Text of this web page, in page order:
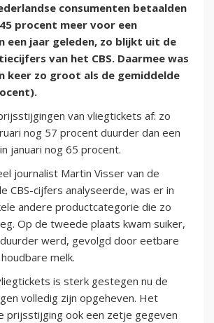
consumenten betaalden
procent meer voor een
een jaar geleden, zo blijkt uit de
van het CBS. Daarmee was
keer zo groot als de gemiddelde
van vliegtickets af: zo
nog 57 procent duurder dan een
januari nog 65 procent.
journalist Martin Visser van de
CBS-cijfers analyseerde, was er in
andere productcategorie die zo
Op de tweede plaats kwam suiker,
werd, gevolgd door eetbare
melk.
is sterk gestegen nu de
volledig zijn opgeheven. Het
prijsstijging ook een zetje gegeven